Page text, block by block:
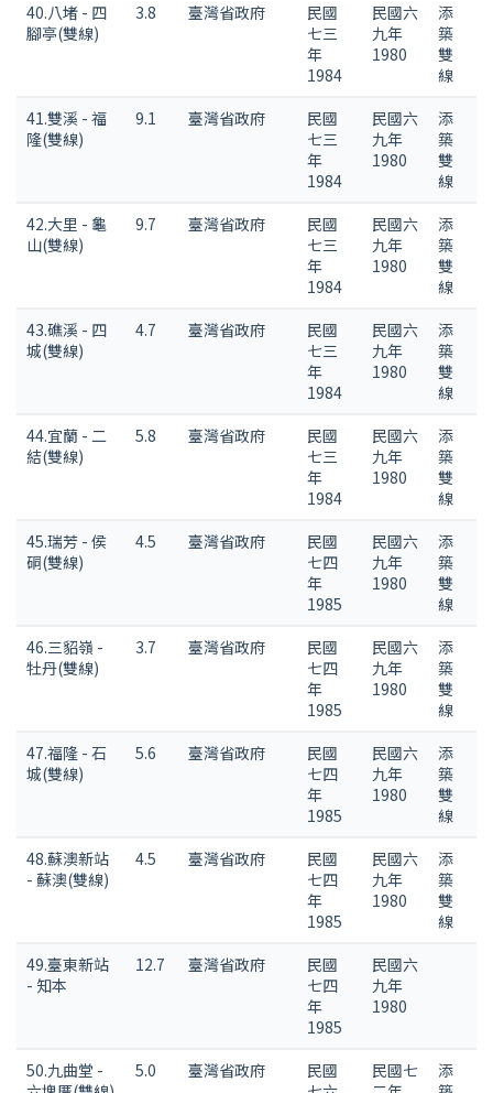
40.八堵 - 四
腳亭(雙線)
3.8 臺灣省政府
民國
七三
年
1984
民國六
九年
1980
添
築
雙
線
41.雙溪 - 福
隆(雙線)
9.1 臺灣省政府
民國
七三
年
1984
民國六
九年
1980
添
築
雙
線
42.大里 - 龜
山(雙線)
9.7 臺灣省政府
民國
七三
年
1984
民國六
九年
1980
添
築
雙
線
43.礁溪 - 四
城(雙線)
4.7 臺灣省政府
民國
七三
年
1984
民國六
九年
1980
添
築
雙
線
44.宜蘭 - 二
結(雙線)
5.8 臺灣省政府
民國
七三
年
1984
民國六
九年
1980
添
築
雙
線
45.瑞芳 - 侯
硐(雙線)
4.5 臺灣省政府
民國
七四
年
1985
民國六
九年
1980
添
築
雙
線
46.三貂嶺 -
牡丹(雙線)
3.7 臺灣省政府
民國
七四
年
1985
民國六
九年
1980
添
築
雙
線
47.福隆 - 石
城(雙線)
5.6 臺灣省政府
民國
七四
年
1985
民國六
九年
1980
添
築
雙
線
48.蘇澳新站
- 蘇澳(雙線)
4.5 臺灣省政府
民國
七四
年
1985
民國六
九年
1980
添
築
雙
線
49.臺東新站
- 知本
12.7 臺灣省政府
民國
七四
年
1985
民國六
九年
1980
50.九曲堂 -
5.0 臺灣省政府
民國
民國七
添